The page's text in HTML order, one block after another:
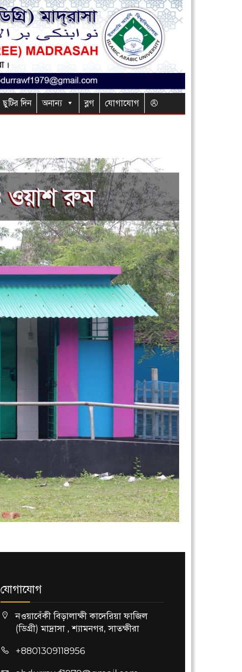
ছুটির দিন অনান্য ব্লগ যোগাযোগ
যোগাযোগ
নওয়াবেঁকী বিড়ালাক্ষী কাদেরিয়া ফাজিল
(ডিগ্রী) মাদ্রাসা , শ্যামনগর, সাতক্ষীরা
+8801309118956